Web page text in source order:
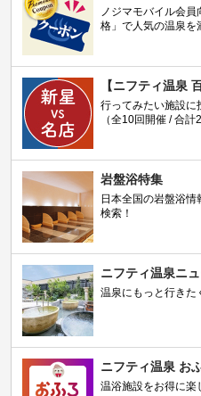
ノジマモバイル会
格」で人気の温泉を
【ニフティ温泉
行ってみたい施設に
（全10回開催 / 合計
岩盤浴特集
日本全国の岩盤浴
検索！
ニフティ温泉ニ
温泉にもっと行きた
ニフティ温泉 お
温浴施設をお得に楽